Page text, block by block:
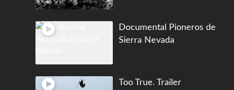
Documental Pioneros de
Sierra Nevada
Too True. Trailer